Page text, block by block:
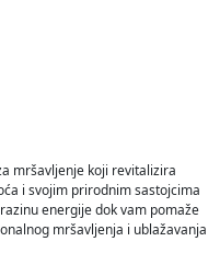
mršavljenje koji revitalizira
i svojim prirodnim sastojcima
energije dok vam pomaže
mršavljenja i ublažavanja